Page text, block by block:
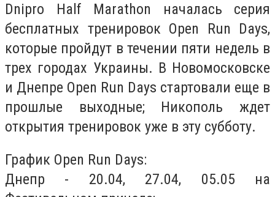
Dnipro Half Marathon началась серия
бесплатных тренировок Open Run Days,
которые пройдут в течении пяти недель в
трех городах Украины. В Новомосковске
и Днепре Open Run Days стартовали еще в
прошлые выходные; Никополь ждет
открытия тренировок уже в эту субботу.
График Open Run Days:
Днепр - 20.04, 27.04, 05.05 на